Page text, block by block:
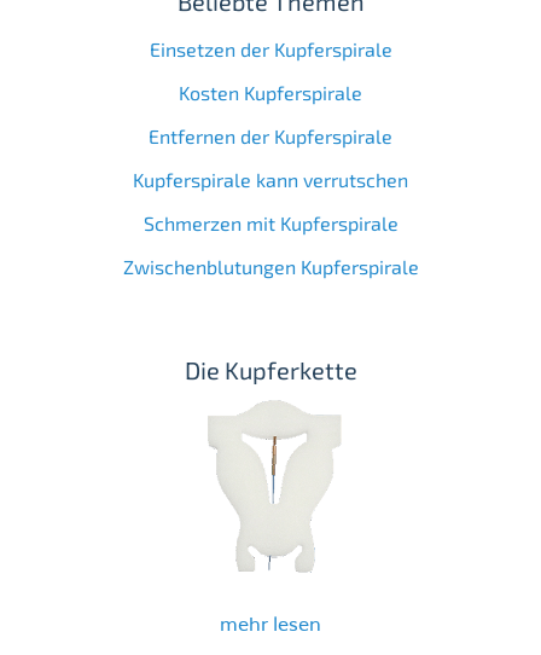
Einsetzen der Kupferspirale
Kosten Kupferspirale
Entfernen der Kupferspirale
Kupferspirale kann verrutschen
Schmerzen mit Kupferspirale
Zwischenblutungen Kupferspirale
Die Kupferkette
mehr lesen